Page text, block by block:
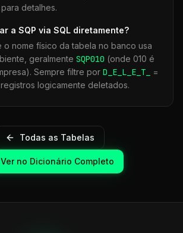
detalhes.
a SQP via SQL diretamente?
o nome físico da tabela no banco usa
geralmente SQP010 (onde 010 é
Sempre filtre por D_E_L_E_T_
=
logicamente deletados.
Todas as Tabelas
Ver no Dicionário Completo